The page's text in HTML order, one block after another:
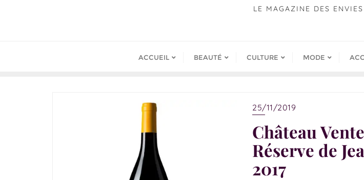
LE MAGAZINE DES
ACCUEIL BEAUTÉ CULTURE MODE
25/11/2019
Château
Réserve de
2017